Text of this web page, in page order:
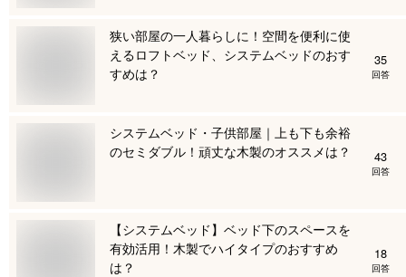
狭い部屋の一人暮らしに！空間を便利に使
えるロフトベッド、システムベッドのおす
すめは？
35
回答
システムベッド・子供部屋｜上も下も余裕
のセミダブル！頑丈な木製のオススメは？
43
回答
【システムベッド】ベッド下のスペースを
有効活用！木製でハイタイプのおすすめ
は？
18
回答